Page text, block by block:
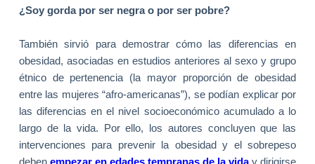
¿Soy gorda por ser negra o por ser pobre?
También sirvió para demostrar cómo las diferencias en
obesidad, asociadas en estudios anteriores al sexo y grupo
étnico de pertenencia (la mayor proporción de obesidad
entre las mujeres “afro-americanas”), se podían explicar por
las diferencias en el nivel socioeconómico acumulado a lo
largo de la vida. Por ello, los autores concluyen que las
intervenciones para prevenir la obesidad y el sobrepeso
deben empezar en edades tempranas de la vida y dirigirse